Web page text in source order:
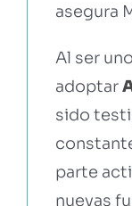
asegura
Al ser
adoptar
sido
parte
nuevas